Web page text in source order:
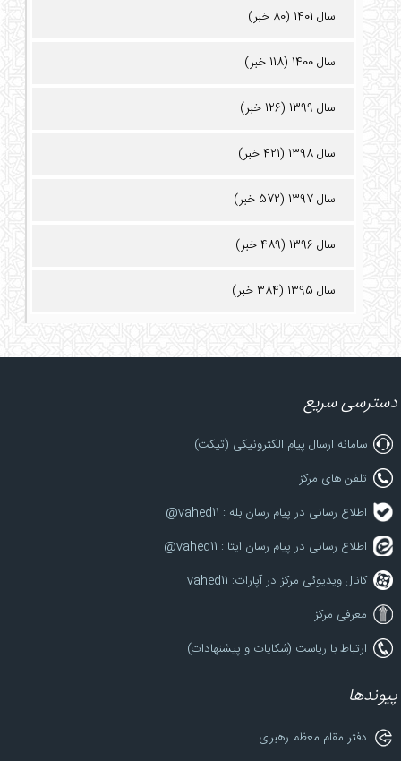
سال 1401 (80 خبر)
سال 1400 (118 خبر)
سال 1399 (126 خبر)
سال 1398 (421 خبر)
سال 1397 (572 خبر)
سال 1396 (489 خبر)
سال 1395 (384 خبر)
دسترسی سریع
سامانه ارسال پیام الکترونیکی (تیکت)
تلفن های مرکز
اطلاع رسانی در پیام رسان بله : vahed11@
اطلاع رسانی در پیام رسان ایتا : vahed11@
کانال ویدیوئی مرکز در آپارات: vahed11
معرفی مرکز
ارتباط با ریاست (شکایات و پیشنهادات)
پیوندها
دفتر مقام معظم رهبری